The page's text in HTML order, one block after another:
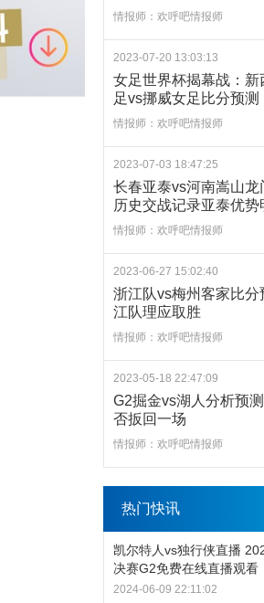
情报师：欢呼吧情报师
2023-07-20 13:03:13
女足世界杯揭幕战：新
足vs挪威女足比分预测
情报师：欢呼吧情报师
2023-07-03 18:47:25
长春亚泰vs河南嵩山龙
历史交战记录亚泰优势
情报师：欢呼吧情报师
2023-06-27 15:02:40
浙江队vs梅州客家比分预
江队理应取胜
情报师：欢呼吧情报师
2023-05-18 22:47:09
G2掘金vs湖人分析预测 湖人能
否扳回一场
情报师：欢呼吧情报师
热门快讯
凯尔特人vs独行侠直播 2024NBA总
决赛G2免费在线直播观看
2024-06-09 22:11:02